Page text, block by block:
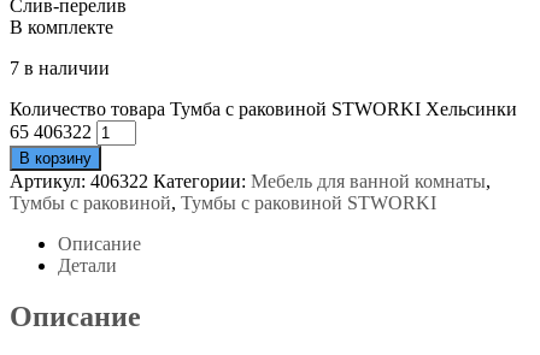
Слив-перелив
В комплекте
7 в наличии
Количество товара Тумба с раковиной STWORKI Хельсинки
65 406322
В корзину
Артикул: 406322 Категории: Мебель для ванной комнаты,
Тумбы с раковиной, Тумбы с раковиной STWORKI
Описание
Детали
Описание